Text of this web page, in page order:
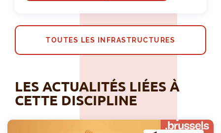
TOUTES LES INFRASTRUCTURES
LES ACTUALITÉS LIÉES À
CETTE DISCIPLINE